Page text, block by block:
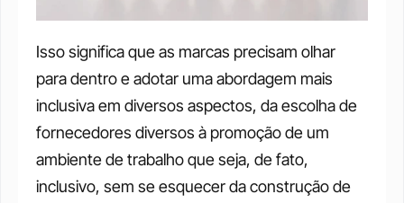
Isso significa que as marcas precisam olhar
para dentro e adotar uma abordagem mais
inclusiva em diversos aspectos, da escolha de
fornecedores diversos à promoção de um
ambiente de trabalho que seja, de fato,
inclusivo, sem se esquecer da construção de